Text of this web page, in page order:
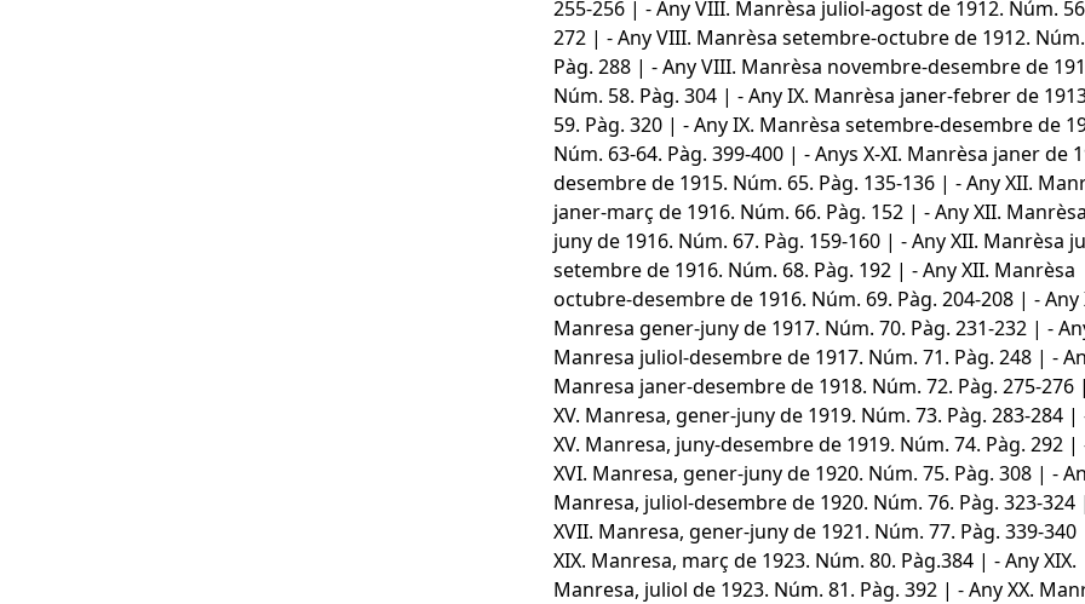
255-256 | - Any VIII. Manrèsa juliol-agost de 1912. Núm.
272 | - Any VIII. Manrèsa setembre-octubre de 1912.
Pàg. 288 | - Any VIII. Manrèsa novembre-desembre de
Núm. 58. Pàg. 304 | - Any IX. Manrèsa janer-febrer de
59. Pàg. 320 | - Any IX. Manrèsa setembre-desembre de
Núm. 63-64. Pàg. 399-400 | - Anys X-XI. Manrèsa janer de
desembre de 1915. Núm. 65. Pàg. 135-136 | - Any XII.
janer-març de 1916. Núm. 66. Pàg. 152 | - Any XII.
juny de 1916. Núm. 67. Pàg. 159-160 | - Any XII. Manrèsa
setembre de 1916. Núm. 68. Pàg. 192 | - Any XII. Manrèsa
octubre-desembre de 1916. Núm. 69. Pàg. 204-208 | - Any
Manresa gener-juny de 1917. Núm. 70. Pàg. 231-232 | -
Manresa juliol-desembre de 1917. Núm. 71. Pàg. 248 | -
Manresa janer-desembre de 1918. Núm. 72. Pàg. 275-276
XV. Manresa, gener-juny de 1919. Núm. 73. Pàg. 283-284 |
XV. Manresa, juny-desembre de 1919. Núm. 74. Pàg. 292 |
XVI. Manresa, gener-juny de 1920. Núm. 75. Pàg. 308 | -
Manresa, juliol-desembre de 1920. Núm. 76. Pàg. 323-324
XVII. Manresa, gener-juny de 1921. Núm. 77. Pàg. 339-340
XIX. Manresa, març de 1923. Núm. 80. Pàg.384 | - Any XIX.
Manresa, juliol de 1923. Núm. 81. Pàg. 392 | - Any XX.